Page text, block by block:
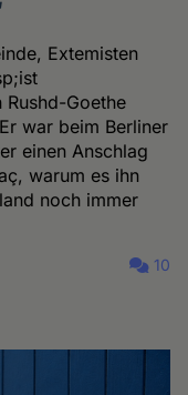
Extemisten
Goethe
war beim Berliner
einen Anschlag
warum es ihn
noch immer
10